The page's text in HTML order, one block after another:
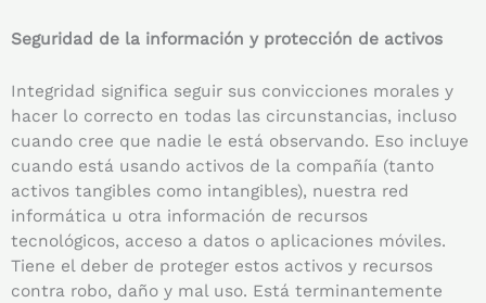
Seguridad de la información y protección de activos
Integridad significa seguir sus convicciones morales y
hacer lo correcto en todas las circunstancias, incluso
cuando cree que nadie le está observando. Eso incluye
cuando está usando activos de la compañía (tanto
activos tangibles como intangibles), nuestra red
informática u otra información de recursos
tecnológicos, acceso a datos o aplicaciones móviles.
Tiene el deber de proteger estos activos y recursos
contra robo, daño y mal uso. Está terminantemente